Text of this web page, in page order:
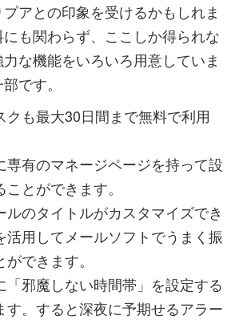
アとの印象を受けるかもしれま
も関わらず、ここしか得られな
な機能をいろいろ用意していま
です。
クも最大30日間まで無料で利用
専有のマネージページを持って設
とができます。
ルのタイトルがカスタマイズでき
活用してメールソフトでうまく振
できます。
「邪魔しない時間帯」を設定する
す。すると深夜に予期せるアラー